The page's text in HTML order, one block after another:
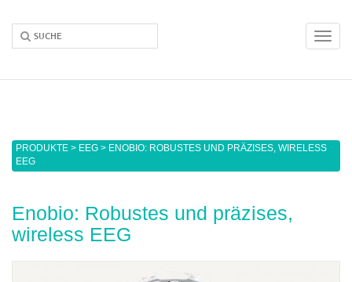
Sie sind hier
PRODUKTE > EEG > ENOBIO: ROBUSTES UND PRÄZISES, WIRELESS
EEG
Enobio: Robustes und präzises,
wireless EEG